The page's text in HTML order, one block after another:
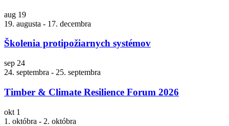
aug 19
19. augusta - 17. decembra
Školenia protipožiarnych systémov
sep 24
24. septembra - 25. septembra
Timber & Climate Resilience Forum 2026
okt 1
1. októbra - 2. októbra